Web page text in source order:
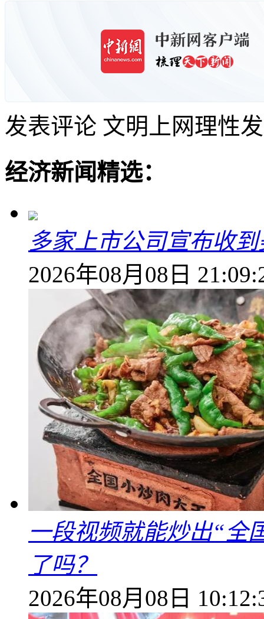
发表评论 文明上网理性
经济新闻精选：
多家上市公司宣布收
2026年08月08日
一段视频就能炒出“全
了吗？
2026年08月08日